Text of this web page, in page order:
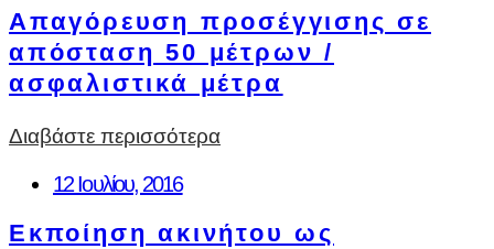
Απαγόρευση προσέγγισης σε
απόσταση 50 μέτρων /
ασφαλιστικά μέτρα
Διαβάστε περισσότερα
12 Ιουλίου, 2016
Εκποίηση ακινήτου ως